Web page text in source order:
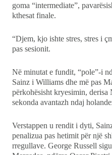
goma “intermediate”,
kthesat finale.
“Djem, kjo ishte stres, stres i
pas sesionit.
Në minutat e fundit, “pole”-i
Sainz i Williams dhe më pas
përkohësisht kryesimin,
sekonda avantazh ndaj
Verstappen u rendit i dyti,
penalizua pas hetimit për një
rregullave. George Russell